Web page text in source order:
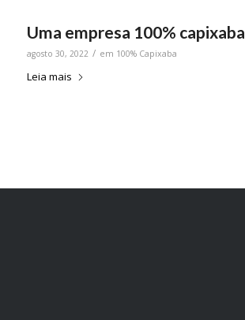
Uma empresa 100% capixaba
agosto 30, 2022 / em 100% Capixaba
Leia mais